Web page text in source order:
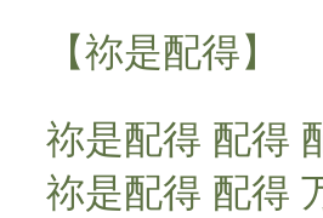
a
【祢是配得】
祢是配得 配得
祢是配得 配得